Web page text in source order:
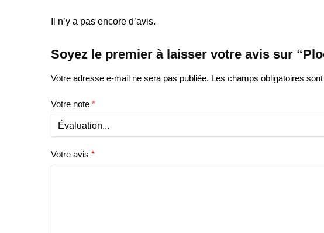
Il n’y a pas encore d’avis.
Soyez le premier à laisser votre avis sur
Votre adresse e-mail ne sera pas publiée. Les champs obligatoires
Votre note*
Votre avis*